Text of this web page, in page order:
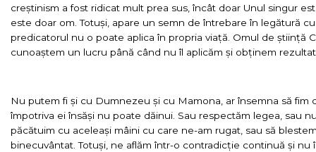
creștinism a fost ridicat mult prea sus, încât doar Unul singur
este doar om. Totuși, apare un semn de întrebare în legătură
predicatorul nu o poate aplica în propria viață. Omul de știință
cunoaștem un lucru până când nu îl aplicăm și obținem
Nu putem fi și cu Dumnezeu și cu Mamona, ar însemna să
împotriva ei însăși nu poate dăinui. Sau respectăm legea, sau
păcătuim cu aceleași mâini cu care ne-am rugat, sau să
binecuvântat. Totuși, ne aflăm într-o contradicție continuă și